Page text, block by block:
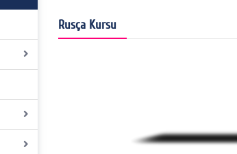
Rusça Kursu